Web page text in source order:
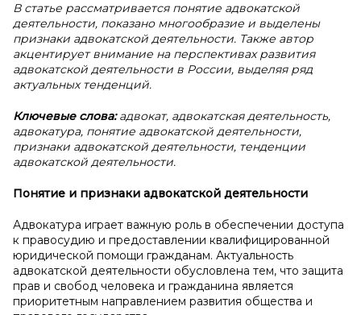
В статье рассматривается понятие адвокатской
деятельности, показано многообразие и выделены
признаки адвокатской деятельности. Также автор
акцентирует внимание на перспективах развития
адвокатской деятельности в России, выделяя ряд
актуальных тенденций.
Ключевые слова:адвокат, адвокатская деятельность,
адвокатура, понятие адвокатской деятельности,
признаки адвокатской деятельности, тенденции
адвокатской деятельности.
Понятие и признаки адвокатской деятельности
Адвокатура играет важную роль в обеспечении доступа
к правосудию и предоставлении квалифицированной
юридической помощи гражданам. Актуальность
адвокатской деятельности обусловлена тем, что защита
прав и свобод человека и гражданина является
приоритетным направлением развития общества и